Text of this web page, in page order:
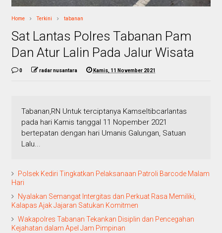
Home Terkini tabanan
Sat Lantas Polres Tabanan Pam
Dan Atur Lalin Pada Jalur Wisata
0 radar nusantara Kamis, 11 November 2021
Tabanan,RN Untuk terciptanya Kamseltibcarlantas
pada hari Kamis tanggal 11 Nopember 2021
bertepatan dengan hari Umanis Galungan, Satuan
Lalu...
Polsek Kediri Tingkatkan Pelaksanaan Patroli Barcode Malam
Hari
Nyalakan Semangat Intergitas dan Perkuat Rasa Memiliki,
Kalapas Ajak Jajaran Satukan Komitmen
Wakapolres Tabanan Tekankan Disiplin dan Pencegahan
Kejahatan dalam Apel Jam Pimpinan